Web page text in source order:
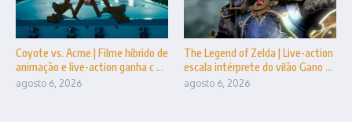
Coyote vs. Acme | Filme híbrido de
animação e live-action ganha c ...
agosto 6, 2026
The Legend of Zelda | Live-action
escala intérprete do vilão Gano ...
agosto 6, 2026